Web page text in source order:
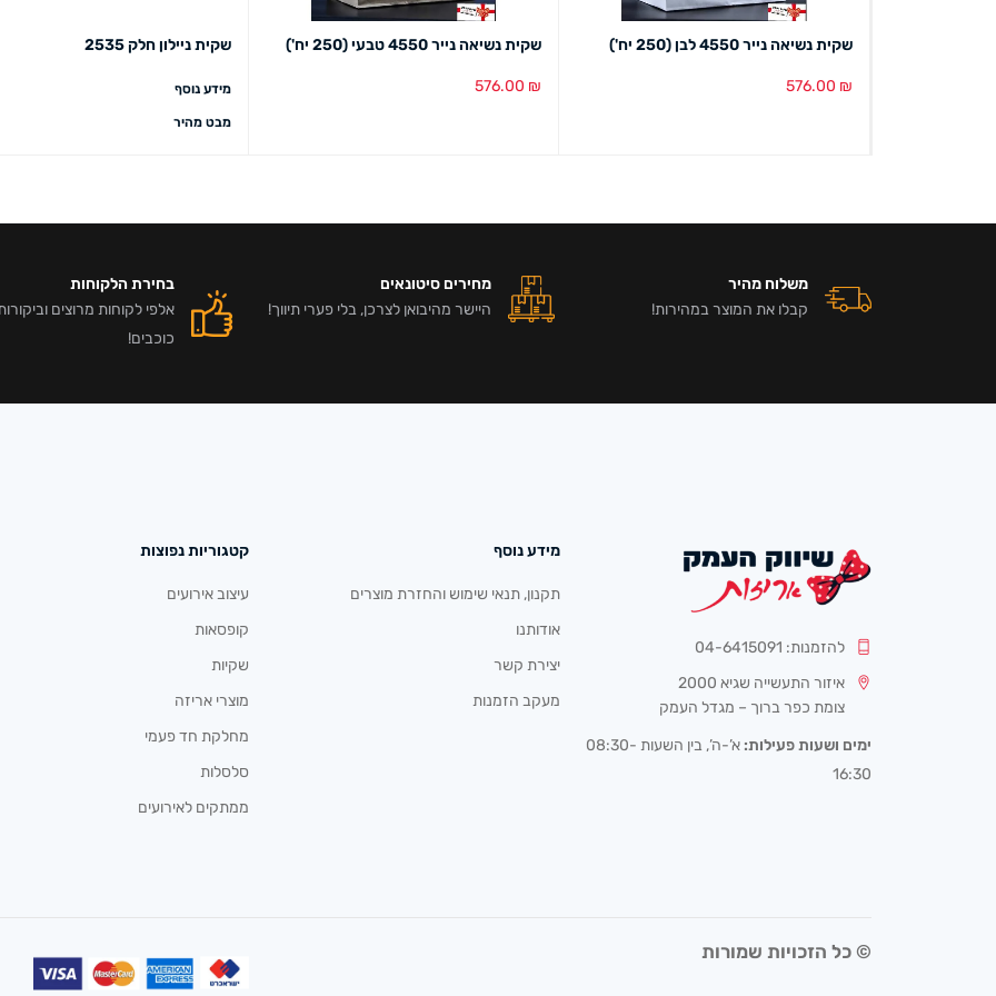
שקית נשיאה נייר 4550 לבן (250 יח')
576.00 ₪
שקית נשיאה נייר 4550 טבעי (250 יח')
576.00 ₪
שקית ניילון חלק 2535
מידע נוסף
מבט מהיר
משלוח מהיר
קבלו את המוצר במהירות!
מחירים סיטונאים
היישר מהיבואן לצרכן, בלי פערי תיווך!
בחירת הלקוחות
כוכבים!
להזמנות: 04-6415091
איזור התעשייה שגיא 2000
צומת כפר ברוך – מגדל העמק
ימים ושעות פעילות:
א’-ה’, בין השעות 08:30-
16:30
מידע נוסף
תקנון, תנאי שימוש והחזרת מוצרים
אודותנו
יצירת קשר
מעקב הזמנות
קטגוריות נפוצות
עיצוב אירועים
קופסאות
שקיות
מוצרי אריזה
מחלקת חד פעמי
סלסלות
ממתקים לאירועים
© כל הזכויות שמורות